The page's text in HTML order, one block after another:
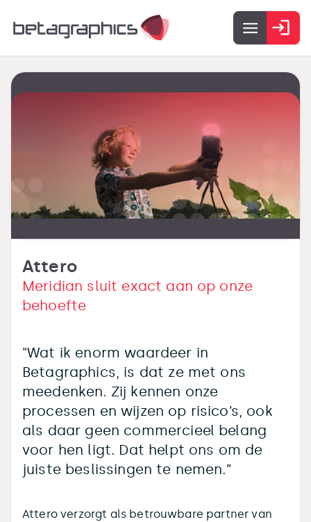
Attero
Meridian sluit exact aan op onze
behoefte
"Wat ik enorm waardeer in
Betagraphics, is dat ze met ons
meedenken. Zij kennen onze
processen en wijzen op risico’s, ook
als daar geen commercieel belang
voor hen ligt. Dat helpt ons om de
juiste beslissingen te nemen.”
Attero verzorgt als betrouwbare partner van